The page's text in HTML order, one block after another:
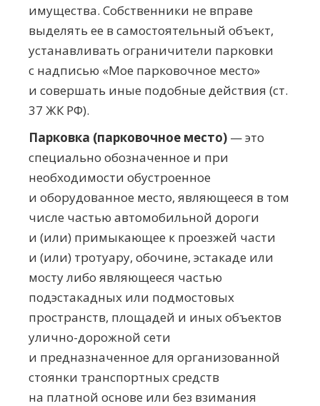
имущества. Собственники не вправе
выделять ее в самостоятельный объект,
устанавливать ограничители парковки
с надписью «Мое парковочное место»
и совершать иные подобные действия (ст.
37 ЖК РФ).
Парковка (парковочное место) — это
специально обозначенное и при
необходимости обустроенное
и оборудованное место, являющееся в том
числе частью автомобильной дороги
и (или) примыкающее к проезжей части
и (или) тротуару, обочине, эстакаде или
мосту либо являющееся частью
подэстакадных или подмостовых
пространств, площадей и иных объектов
улично-дорожной сети
и предназначенное для организованной
стоянки транспортных средств
на платной основе или без взимания